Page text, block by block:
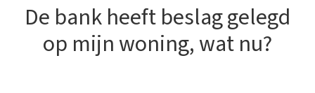
De bank heeft beslag gelegd
op mijn woning, wat nu?